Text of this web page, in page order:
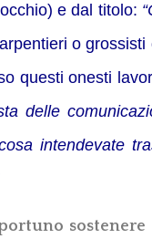
e dal titolo:
o grossisti
questi onesti
delle
intendevate